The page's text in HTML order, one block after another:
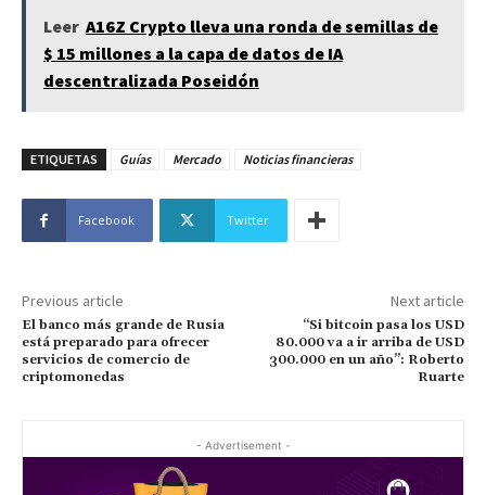
Leer A16Z Crypto lleva una ronda de semillas de
$ 15 millones a la capa de datos de IA
descentralizada Poseidón
ETIQUETAS Guías Mercado Noticias financieras
Facebook Twitter
Previous article
El banco más grande de Rusia
está preparado para ofrecer
servicios de comercio de
criptomonedas
Next article
“Si bitcoin pasa los USD
80.000 va a ir arriba de USD
300.000 en un año”: Roberto
Ruarte
- Advertisement -